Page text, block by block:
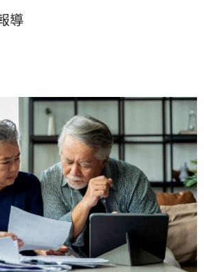
而非一味極度節流，這段悲慘遭遇
導